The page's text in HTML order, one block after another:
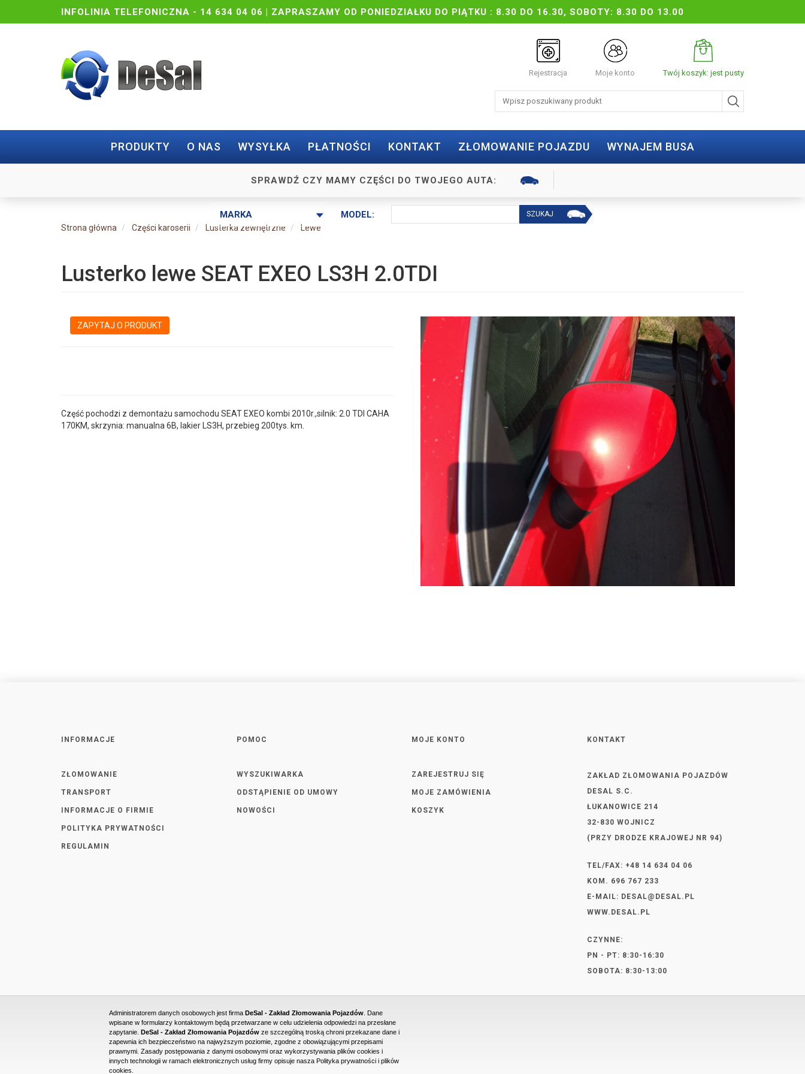
INFOLINIA TELEFONICZNA - 14 634 04 06 | ZAPRASZAMY OD PONIEDZIAŁKU DO PIĄTKU : 8.30 DO 16.30, SOBOTY: 8.30 DO 13.00
Rejestracja Moje konto Twój koszyk: jest pusty
PRODUKTY O NAS WYSYŁKA PŁATNOŚCI KONTAKT ZŁOMOWANIE POJAZDU WYNAJEM BUSA
SPRAWDŹ CZY MAMY CZĘŚCI DO TWOJEGO AUTA:
MODEL:
Strona główna Części karoserii Lusterka zewnętrzne Lewe
Lusterko lewe SEAT EXEO LS3H 2.0TDI
ZAPYTAJ O PRODUKT
Część pochodzi z demontażu samochodu SEAT EXEO kombi 2010r.,silnik: 2.0 TDI CAHA
170KM, skrzynia: manualna 6B, lakier LS3H, przebieg 200tys. km.
INFORMACJE
ZŁOMOWANIE
TRANSPORT
INFORMACJE O FIRMIE
POLITYKA PRYWATNOŚCI
REGULAMIN
POMOC
WYSZUKIWARKA
ODSTĄPIENIE OD UMOWY
NOWOŚCI
MOJE KONTO
ZAREJESTRUJ SIĘ
MOJE ZAMÓWIENIA
KOSZYK
KONTAKT
ZAKŁAD ZŁOMOWANIA POJAZDÓW
DESAL S.C.
ŁUKANOWICE 214
32-830 WOJNICZ
(PRZY DRODZE KRAJOWEJ NR 94)
TEL/FAX: +48 14 634 04 06
KOM. 696 767 233
E-MAIL: DESAL@DESAL.PL
WWW.DESAL.PL
CZYNNE:
PN - PT: 8:30-16:30
SOBOTA: 8:30-13:00
PROJEKT I WYKONANIE STRONY WWW: DUONET
Administratorem danych osobowych jest firma DeSal - Zakład Złomowania Pojazdów . Dane
wpisane w formularzy kontaktowym będą przetwarzane w celu udzielenia odpowiedzi na przesłane
zapytanie. DeSal - Zakład Złomowania Pojazdów ze szczególną troską chroni przekazane dane i
zapewnia ich bezpieczeństwo na najwyższym poziomie, zgodne z obowiązującymi przepisami
prawnymi. Zasady postępowania z danymi osobowymi oraz wykorzystywania plików cookies i
innych technologii w ramach elektronicznych usług firmy opisuje nasza Polityka prywatności i plików
cookies.